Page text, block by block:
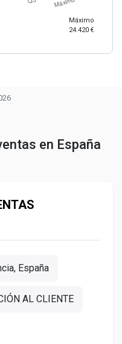
Máximo
24.420 €
en España
España
AL CLIENTE